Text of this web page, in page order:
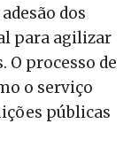
dos
para agilizar
O processo de
o serviço
públicas